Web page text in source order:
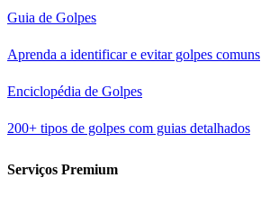
Guia de Golpes
Aprenda a identificar e evitar golpes comuns
Enciclopédia de Golpes
200+ tipos de golpes com guias detalhados
Serviços Premium